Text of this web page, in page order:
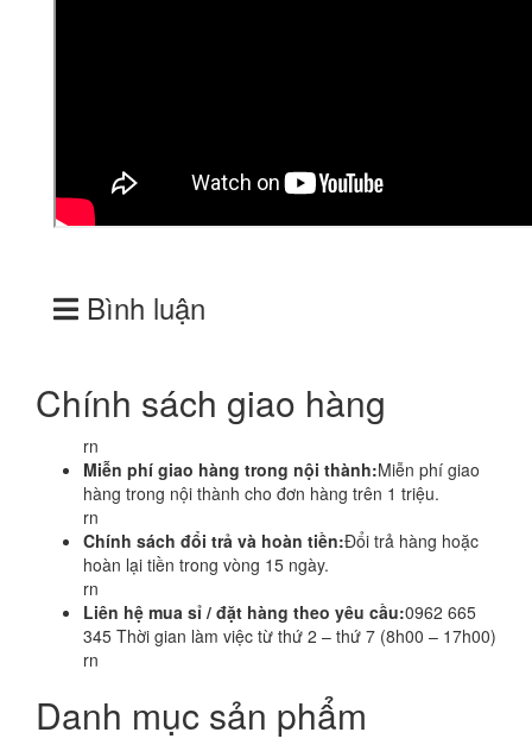
Bình luận
Chính sách giao hàng
rn
Miễn phí giao hàng trong nội thành:Miễn phí giao
hàng trong nội thành cho đơn hàng trên 1 triệu.
rn
Chính sách đổi trả và hoàn tiền:Đổi trả hàng hoặc
hoàn lại tiền trong vòng 15 ngày.
rn
Liên hệ mua sỉ / đặt hàng theo yêu cầu:0962 665
345 Thời gian làm việc từ thứ 2 – thứ 7 (8h00 – 17h00)
rn
Danh mục sản phẩm